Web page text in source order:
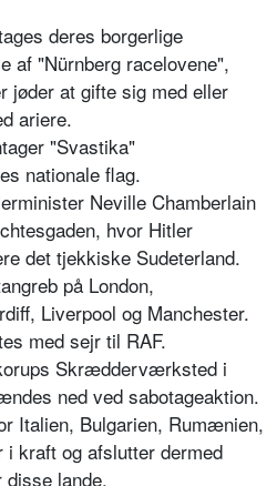
deres borgerlige
af "Nürnberg racelovene",
jøder at gifte sig med eller
ariere.
"Svastika"
nationale flag.
Neville Chamberlain
hvor Hitler
det tjekkiske Sudeterland.
på London,
Liverpool og Manchester.
med sejr til RAF.
Skrædderværksted i
ned ved sabotageaktion.
Italien, Bulgarien, Rumænien,
kraft og afslutter dermed
lande.